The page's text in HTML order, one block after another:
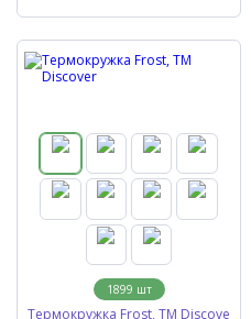
1899 шт
Термокружка Frost, TM Discove